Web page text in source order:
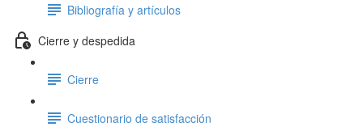
Bibliografía y artículos
Cierre y despedida
Cierre
Cuestionario de satisfacción